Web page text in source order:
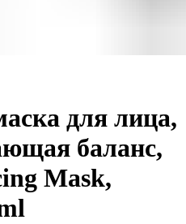
для лица,
баланс,
Mask,